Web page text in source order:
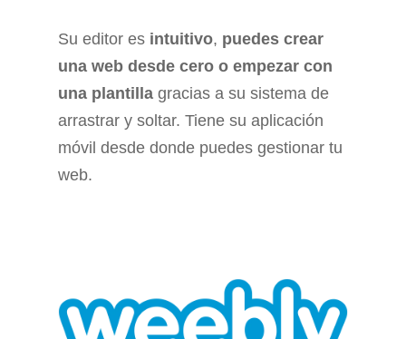
Su editor es intuitivo, puedes crear
una web desde cero o empezar con
una plantilla gracias a su sistema de
arrastrar y soltar. Tiene su aplicación
móvil desde donde puedes gestionar tu
web.